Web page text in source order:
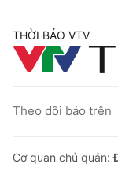
THỜI BÁO VTV
Theo dõi báo trên
Cơ quan chủ quản: